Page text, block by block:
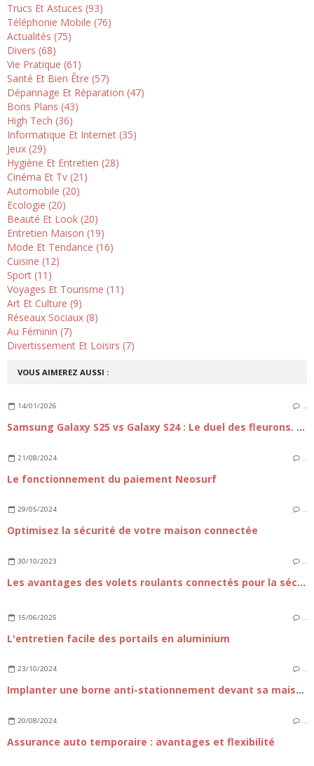
VOUS AIMEREZ AUSSI :
14/01/2026 …
Samsung Galaxy S25 vs Galaxy S24 : Le duel des fleurons. Faut-il passer à la nouvelle génération ?
21/08/2024 …
Le fonctionnement du paiement Neosurf
29/05/2024 …
Optimisez la sécurité de votre maison connectée
30/10/2023 …
Les avantages des volets roulants connectés pour la sécurité
15/06/2025 …
L'entretien facile des portails en aluminium
23/10/2024 …
Implanter une borne anti-stationnement devant sa maison
20/08/2024 …
Assurance auto temporaire : avantages et flexibilité
Trucs Et Astuces (93)
Téléphonie Mobile (76)
Actualités (75)
Divers (68)
Vie Pratique (61)
Santé Et Bien Être (57)
Dépannage Et Réparation (47)
Bons Plans (43)
High Tech (36)
Informatique Et Internet (35)
Jeux (29)
Hygiène Et Entretien (28)
Cinéma Et Tv (21)
Automobile (20)
Ecologie (20)
Beauté Et Look (20)
Entretien Maison (19)
Mode Et Tendance (16)
Cuisine (12)
Sport (11)
Voyages Et Tourisme (11)
Art Et Culture (9)
Réseaux Sociaux (8)
Au Féminin (7)
Divertissement Et Loisirs (7)